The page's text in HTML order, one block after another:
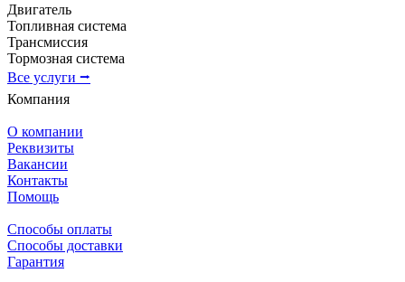
Двигатель
Топливная система
Трансмиссия
Тормозная система
Все услуги ⭢
Компания
О компании
Реквизиты
Вакансии
Контакты
Помощь
Способы оплаты
Способы доставки
Гарантия